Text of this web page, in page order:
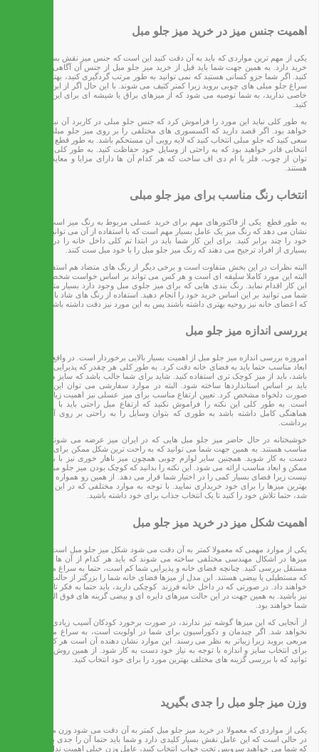
اهمیت جنس میز در خرید میز جلو مبل
یکی از مهم ترین مواردی که باید به آن دقت کنید این است که جنس میز نقش بسیار مهمی در
خرید دارد. به همین جهت شما باید قبل از خرید میز جلو مبل از جنس آن آگاهی کافی را پیدا
کنید. اگر شما جزو کسانی هستید که نمی توانید به طور مرتب گردگیری کنید، بهتر است که به
سراغ جلو مبلی های چوبی بروید زیرا کمتر کثیف می شوند. با این حال اگر از این نظر مشکل
خاصی ندارید، به شما توصیه می شود که از میزهای براق یا شیشه ای برای این کار استفاده
کنید.
به طور کلی نباید این مورد را فراموش کرد که جنس جلو مبلی در کاربرد آن نیز بسیار موثر
خواهد بود. اگر قصد دارید که اکسسوری های مختلفی را بر روی میز جلو مبلی قرار دهید،
سعی کنید که جلو مبلی انتخاب کنید که لایه رویی آن مستحکم باشد. به طور قطع با انجام چنین
انتخابی قادر خواهید بود که به راحتی از وسایل خود حفاظت کنید. به طور کلی میزها را می
توان از چوب، فلز یا ام دی اف ساخت که هر کدام آن ها دارای مزایا و معایب خاص خود
هستند.
انتخاب رنگ مناسب برای میز جلو مبلی
به طور قطع یکی از فاکتورهای مهم برای خرید عسلی مربوط به رنگ میز است. بررسی ها
نشان می دهد که رنگ میز یک عامل بسیار مهم است که با استفاده از آن می توانید زیبایی خانه
خود را چند برابر کنید. برای این کار شما باید در ابتدا تم کلی داخل خانه را در نظر بگیرید.
بسیاری از افراد ترجیح می دهند که رنگ میز جلو مبل را با خود مبل ست کنند.
البته نظرات در این بخش متفاوت است و برخی دیگر از رنگ های متضاد هم استفاده می کنند.
البته این مورد کاملا سلیقه ای است و هر کس می تواند بر اساس خواست شخصی خود برای
این کار اقدام نماید. رنگ بندی هایی که برای میز جلوی مبل وجود دارد بسیار متنوع است که
شما می توانید بر این اساس خرید خود را انجام دهید. استفاده از رنگ های شاد باعث می شود
که اعضای خانه نیز روحیه بهتری داشته باشند پس به این مورد نیز دقت داشته باشید.
بررسی اندازه میز جلو مبل
امروزه بررسی اندازه میز جلو مبل از اهمیت بسیار بالایی برخوردار است. در واقع برای انتخاب
ابعاد مناسب حتما باید به فضای خانه دقت کرد. به طور کلی هر چقدر که پذیرایی شما کوچکتر
باشد، باید از میز کوچک تری استفاده کنید. شاید برای شما جالب باشد که سایز میز جلو مبلی
باید بر اساس استانداردها ساخته شود. البته در موارد سفارشی می توان این اندازه را به
صورت دلخواه مشخص کرد. تعیین ارتفاع مناسب برای میز عسلی نیز اهمیت زیادی برخوردار
است. به طور کلی این نکته را فراموش نکنید که ارتفاع مبل راحتی باید با میز جلو مبل
هماهنگی کامل داشته باشد به طوری که بتوان وسایل را به راحتی بر روی آن گذاشت و
برداشت.
خوشبختانه در حال حاضر میز جلو مبل هایی که در ایران میز عرضه می شوند دارای ابعاد
مناسب هستند. به همین جهت شما می توانید که به راحت ترین شکل ممکن برای خرید عسلی
دست به کار شوید. همچنین سایر لوازم چوبی همچون میز ناهار خوری نیز با بهترین کیفیت
ممکن و ابعاد مناسب ارائه می شود. این نکته را بدانید که کوچک بودن میز جلو مبل نیز مناسب
نیست زیرا فضای بسیار کمی را در اختیار شما قرار می دهد. از همین رو همواره سعی کنید که
بهترین میزها را برای خود خریداری نمایید. با توجه به موارد مختلفی که در این قسمت گفته
شد، حتما تلاش خود را کنید تا یک انتخاب جذاب برای خود داشته باشید.
اهمیت شکل میز در خرید میز جلو مبل
یکی از موارد مهمی که معمولا کمتر به‌ آن دقت می شود شکل میز جلو مبل است. امروزه این
میزها در اشکال مهندسی مختلفی ساخته می شوند که باید هر کدام از آن ها را به صورت
مستقل بررسی کنید. چنانچه فضای خانه و پذیرایی شما کم است، حتما به سراغ میزهایی بروید
که مستطیلی یا بیضی هستند. این مدل از میزها فضای خانه شما را بزرگتر از حالت عادی نشان
خواهند داد. در صورتی که در داخل خانه فرزند کوچکی دارید، باید حتما به فکر تامین امنیت او
نیز باشید. به همین جهت در این حالت میزهای دایره ای و بیضی گزینه های فوق العاده ای برای
شما خواهند بود.
از‌ آنجایی که این میزها گوشه تیز ندارند، در صورت برخورد کودکان آسیب زیادی به‌ آنان وارد
نخواهد شد. اگر چیدمان و دکوراسیون برای شما در اولویت است، به سراغ میزهای گرد و
مربعی بروید زیرا زیباتر به نظر می رسند. این موارد نشان دهنده آن است هر کس می تواند
برای انتخاب سایز و اندازه با توجه به نیاز خود دست به کار شود. از همین روش شما هم می
توانید که با بررسی گزینه های مختلف بهترین مورد را برای خود انتخاب کنید.
وزن میز جلو مبل را جدی بگیرید
یکی از مواردی که معمولا در خرید میز جلو مبل کمتر به آن دقت می شود وزن میز است. این
در حالی است که این عامل نقش بسیار کلیدی دارد و شما باید حتما آن را جدی بگیرید. زمانی
که شما می خواهید سرویس تخت خواب انتخاب کنید، عامل وزن خیلی اهمیت ندارد اما در میز